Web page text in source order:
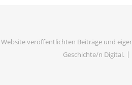
veröffentlichten Beiträge und
Geschichte/n Digital.